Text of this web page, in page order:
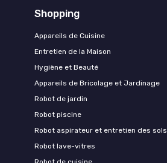
Shopping
Appareils de Cuisine
Entretien de la Maison
Hygiène et Beauté
Appareils de Bricolage et Jardinage
Robot de jardin
Robot piscine
Robot aspirateur et entretien des sols
Robot lave-vitres